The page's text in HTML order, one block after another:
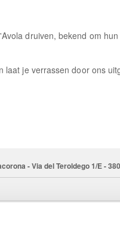
druiven, bekend om
laat je verrassen door ons
- Via del Teroldego 1/E -